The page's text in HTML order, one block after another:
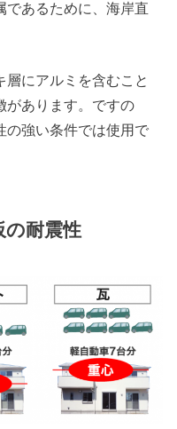
であるために、海岸直
層にアルミを含むこと
があります。ですの
の強い条件では使用で
耐震性